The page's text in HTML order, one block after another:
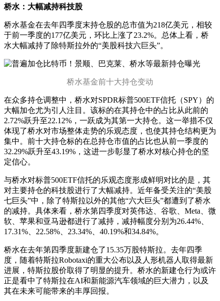
桥水：大幅减持科技股
桥水基金在去年四季度末持仓股的总市值为218亿美元，相较
于前一季度的177亿美元，环比上涨了23.2%。总体上看，桥
水大幅减持了除特斯拉外的“美股科技六巨头”。
桥水基金前十大持仓变动
在众多持仓调整中，桥水对SPDR标普500ETF信托（SPY）的
大幅加仓尤为引人注目。该标的在其持仓中的占比从此前的
2.72%跃升至22.12%，一跃成为其第一大持仓。这一举措不仅
体现了桥水对市场整体走势的乐观态度，也使其持仓结构更为
集中。前十大持仓标的在总持仓市值的占比也从前一季度的
32.29%跃升至43.19%，这进一步彰显了桥水对核心持仓的坚
定信心。
与桥水对标普500ETF信托的乐观态度形成鲜明对比的是，其
对主要持仓的科技股进行了大幅减持。近年备受关注的“美股
七巨头”中，除了特斯拉以外的其他“六大巨头”都遭到了桥水
的减持。具体来看，桥水第四季度对英伟达、谷歌、Meta、微
软、苹果和亚马逊都进行了减持，减持幅度分别为26.44%、
17.31%、22.58%、23.34%、40.19%和34.84%。
桥水在去年第四季度新建仓了15.35万股特斯拉。去年四季
度，随着特斯拉Robotaxi的重大公布以及人形机器人取得最新
进展，特斯拉股价取得了明显的提升。桥水的新建仓行为或许
正是看中了特斯拉在AI和新能源汽车领域的巨大潜力，以及
其在未来可能带来的丰厚回报。